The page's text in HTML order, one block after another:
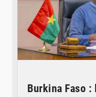
Burkina Faso :